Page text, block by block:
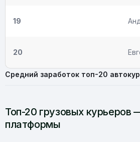
19
20
Средний заработок топ-20
Топ-20 грузовых курьеров
платформы